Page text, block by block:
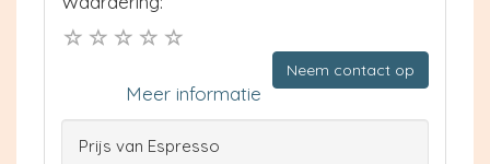
Neem contact op
Meer informatie
Prijs van Espresso